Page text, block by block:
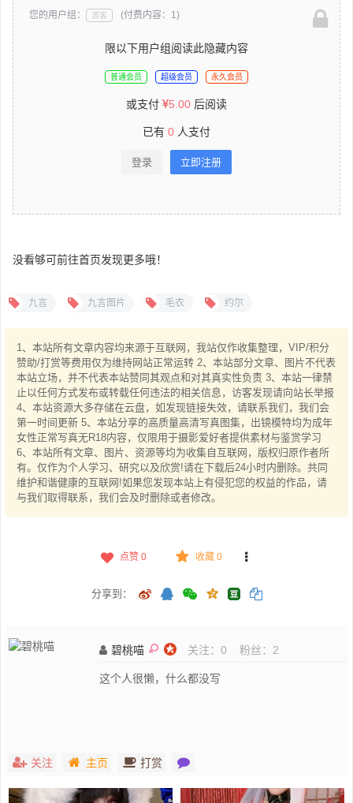
您的用户组： 游客 (付费内容：1)
限以下用户组阅读此隐藏内容
普通会员 超级会员 永久会员
或支付 5.00 后阅读
已有 0 人支付
登录 立即注册
没看够可前往首页发现更多哦！
九言 九言图片 毛衣 约尔
1、本站所有文章内容均来源于互联网，我站仅作收集整理，VIP/积分
赞助/打赏等费用仅为维持网站正常运转 2、本站部分文章、图片不代表
本站立场，并不代表本站赞同其观点和对其真实性负责 3、本站一律禁
止以任何方式发布或转载任何违法的相关信息，访客发现请向站长举报
4、本站资源大多存储在云盘，如发现链接失效，请联系我们，我们会
第一时间更新 5、本站分享的高质量高清写真图集，出镜模特均为成年
女性正常写真无R18内容，仅限用于摄影爱好者提供素材与鉴赏学习
6、本站所有文章、图片、资源等均为收集自互联网，版权归原作者所
有。仅作为个人学习、研究以及欣赏!请在下载后24小时内删除。共同
维护和谐健康的互联网!如果您发现本站上有侵犯您的权益的作品，请
与我们取得联系，我们会及时删除或者修改。
点赞 0 收藏 0
分享到：
碧桃喵 关注： 0 粉丝： 2
这个人很懒，什么都没写
关注 主页 打赏